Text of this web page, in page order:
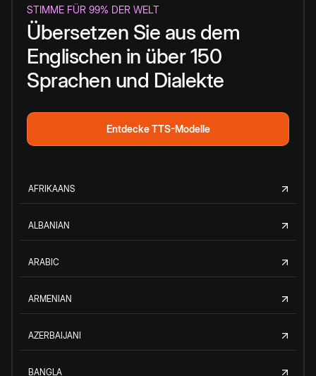
STIMME FÜR 99% DER WELT
Übersetzen Sie aus dem
Englischen in über 150
Sprachen und Dialekte
Entdecke TTS-Modelle
AFRIKAANS
ALBANIAN
ARABIC
ARMENIAN
AZERBAIJANI
BANGLA